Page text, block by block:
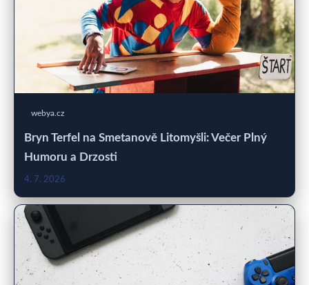
webya.cz
Bryn Terfel na Smetanově Litomyšli: Večer Plný
Humoru a Drzosti
4. 7. 2026